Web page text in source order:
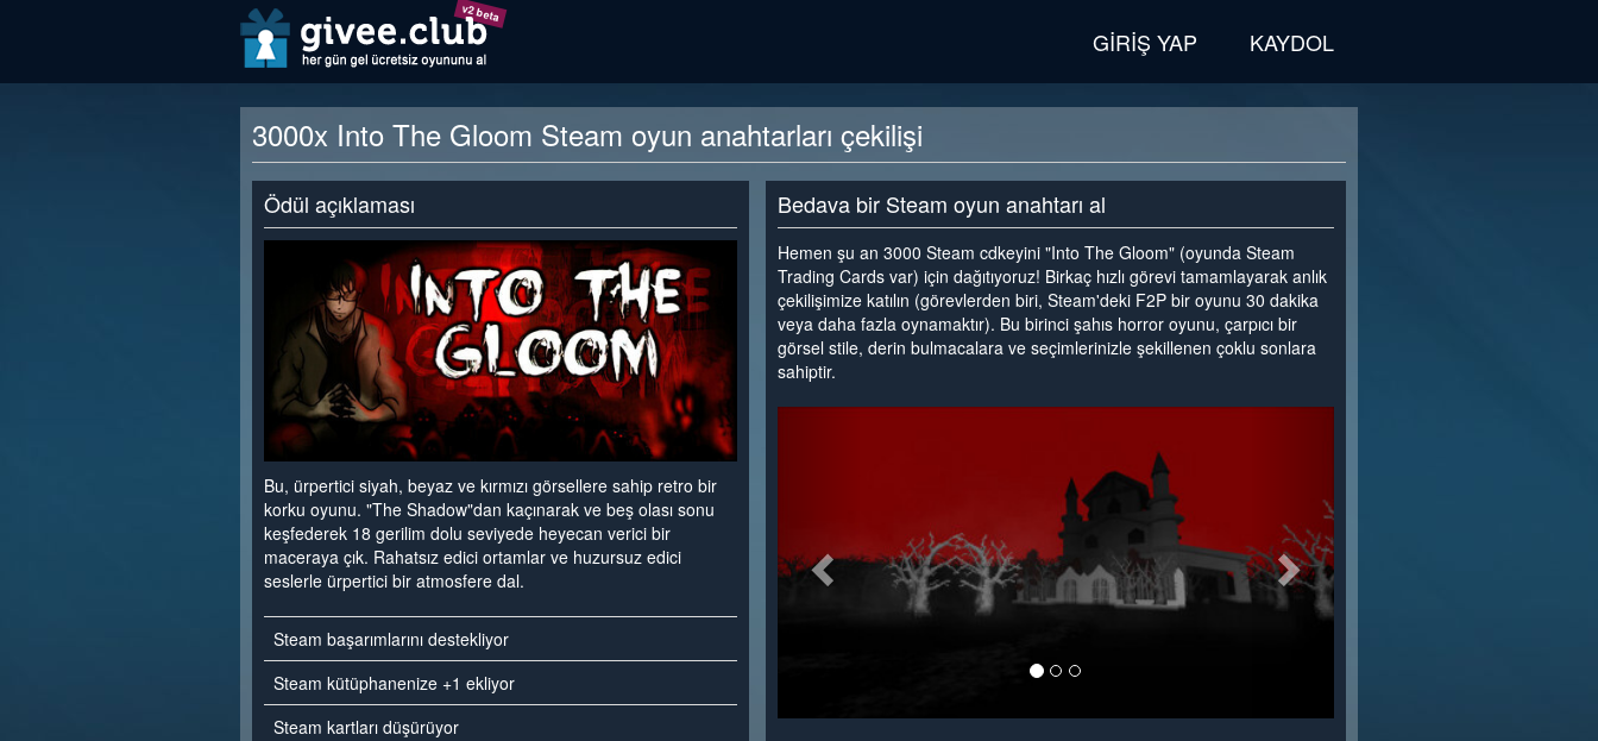
v2 beta
GIRIŞ YAP KAYDOL
3000x Into The Gloom Steam oyun anahtarları çekilişi
Ödül açıklaması
Bu, ürpertici siyah, beyaz ve kırmızı görsellere sahip retro bir
korku oyunu. "The Shadow"dan kaçınarak ve beş olası sonu
keşfederek 18 gerilim dolu seviyede heyecan verici bir
maceraya çık. Rahatsız edici ortamlar ve huzursuz edici
seslerle ürpertici bir atmosfere dal.
Steam başarımlarını destekliyor
Steam kütüphanenize +1 ekliyor
Steam kartları düşürüyor
Bedava bir Steam oyun anahtarı al
Hemen şu an 3000 Steam cdkeyini "Into The Gloom" (oyunda Steam
Trading Cards var) için dağıtıyoruz! Birkaç hızlı görevi tamamlayarak anlık
çekilişimize katılın (görevlerden biri, Steam'deki F2P bir oyunu 30 dakika
veya daha fazla oynamaktır). Bu birinci şahıs horror oyunu, çarpıcı bir
görsel stile, derin bulmacalara ve seçimlerinizle şekillenen çoklu sonlara
sahiptir.